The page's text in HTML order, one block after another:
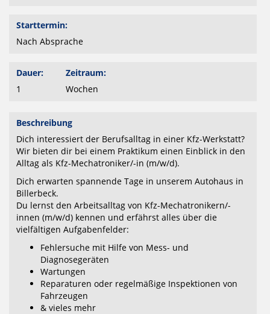
Starttermin:
Nach Absprache
Dauer:
1
Zeitraum:
Wochen
Beschreibung
Dich interessiert der Berufsalltag in einer Kfz-Werkstatt?
Wir bieten dir bei einem Praktikum einen Einblick in den
Alltag als Kfz-Mechatroniker/-in (m/w/d).
Dich erwarten spannende Tage in unserem Autohaus in
Billerbeck.
Du lernst den Arbeitsalltag von Kfz-Mechatronikern/-
innen (m/w/d) kennen und erfährst alles über die
vielfältigen Aufgabenfelder:
Fehlersuche mit Hilfe von Mess- und
Diagnosegeräten
Wartungen
Reparaturen oder regelmäßige Inspektionen von
Fahrzeugen
& vieles mehr